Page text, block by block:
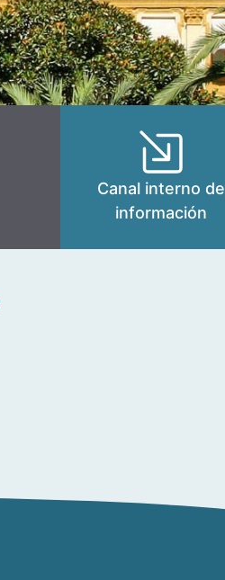
Canal interno de
información